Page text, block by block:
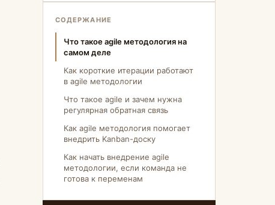
СОДЕРЖАНИЕ
Что такое agile методология на
самом деле
Как короткие итерации работают
в agile методологии
Что такое agile и зачем нужна
регулярная обратная связь
Как agile методология помогает
внедрить Kanban-доску
Как начать внедрение agile
методологии, если команда не
готова к переменам